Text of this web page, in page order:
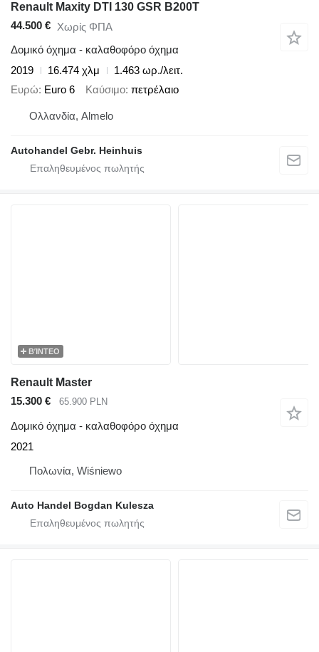
Renault Maxity DTI 130 GSR B200T
44.500 € Χωρίς ΦΠΑ
Δομικό όχημα - καλαθοφόρο όχημα
2019
16.474 χλμ
1.463 ωρ./λειτ.
Ευρώ Euro 6 Καύσιμο πετρέλαιο
Ολλανδία, Almelo
Autohandel Gebr. Heinhuis
ΒΊΝΤΕΟ
Renault Master
15.300 €
65.900 PLN
Δομικό όχημα - καλαθοφόρο όχημα
2021
Πολωνία, Wiśniewo
Auto Handel Bogdan Kulesza